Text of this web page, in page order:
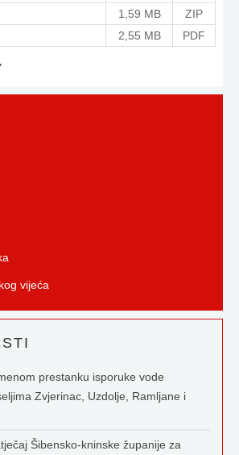
1,59 MB
ZIP
2,55 MB PDF
vijeća
prestanku isporuke vode
Zvjerinac, Uzdolje, Ramljane i
Šibensko-kninske županije za